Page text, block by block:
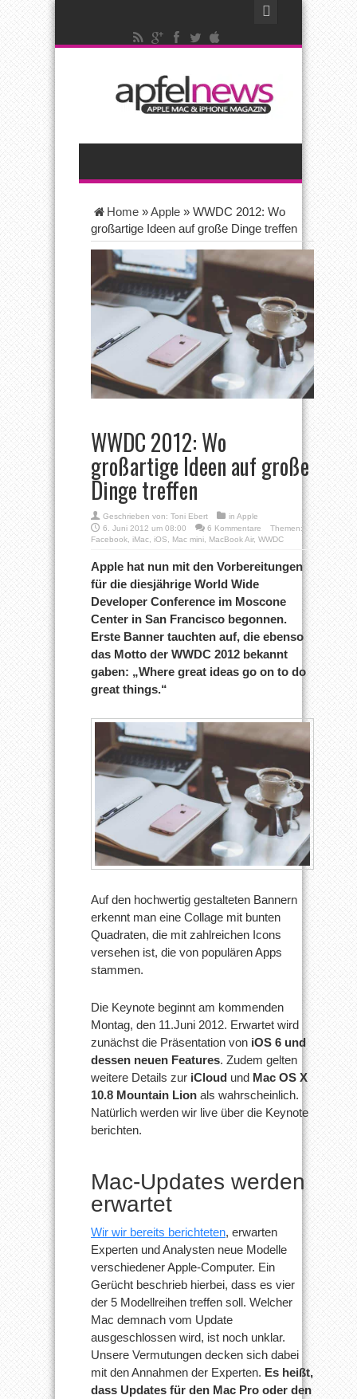
Home »Apple » WWDC 2012: Wo
großartige Ideen auf große Dinge treffen
WWDC 2012: Wo
großartige Ideen auf große
Dinge treffen
Geschrieben von: Toni Ebert in Apple
6. Juni 2012 um 08:00
6 Kommentare
Themen:
Facebook iMac iOS Mac mini MacBook Air, WWDC
Apple hat nun mit den Vorbereitungen
für die diesjährige World Wide
Developer Conference im Moscone
Center in San Francisco begonnen.
Erste Banner tauchten auf, die ebenso
das Motto der WWDC 2012 bekannt
gaben: „Where great ideas go on to do
great things.“
Auf den hochwertig gestalteten Bannern
erkennt man eine Collage mit bunten
Quadraten, die mit zahlreichen Icons
versehen ist, die von populären Apps
stammen.
Die Keynote beginnt am kommenden
Montag, den 11.Juni 2012. Erwartet wird
zunächst die Präsentation von iOS 6 und
dessen neuen Features. Zudem gelten
weitere Details zur iCloud und Mac OS X
10.8 Mountain Lion als wahrscheinlich.
Natürlich werden wir live über die Keynote
berichten.
Mac-Updates werden
erwartet
Wir wir bereits berichteten, erwarten
Experten und Analysten neue Modelle
verschiedener Apple-Computer. Ein
Gerücht beschrieb hierbei, dass es vier
der 5 Modellreihen treffen soll. Welcher
Mac demnach vom Update
ausgeschlossen wird, ist noch unklar.
Unsere Vermutungen decken sich dabei
mit den Annahmen der Experten. Es heißt,
dass Updates für den Mac Pro oder den